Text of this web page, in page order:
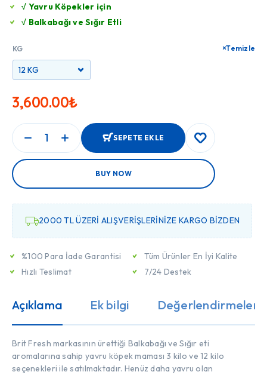
√ Yavru Köpekler için
√ Balkabağı ve Sığır Etli
KG Temizle
3,600.00₺
SEPETE EKLE
BUY NOW
2000 TL ÜZERİ ALIŞVERİŞLERİNİZE KARGO BİZDEN
%100 Para İade Garantisi
Hızlı Teslimat
Tüm Ürünler En İyi Kalite
7/24 Destek
Açıklama Ek bilgi Değerlendirmeler
Brit Fresh markasının ürettiği Balkabağı ve Sığır eti
aromalarına sahip yavru köpek maması 3 kilo ve 12 kilo
seçenekleri ile satılmaktadır. Henüz daha yavru olan